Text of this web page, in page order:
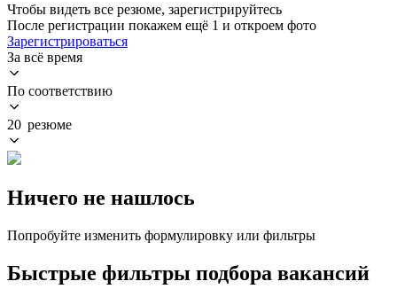
Чтобы видеть все резюме, зарегистрируйтесь
После регистрации покажем ещё 1 и откроем фото
Зарегистрироваться
За всё время
По соответствию
20 резюме
Ничего не нашлось
Попробуйте изменить формулировку или фильтры
Быстрые фильтры подбора вакансий